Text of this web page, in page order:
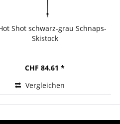
Shot schwarz-grau Schnaps-
Skistock
CHF 84.61 *
Vergleichen